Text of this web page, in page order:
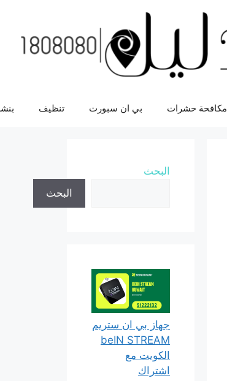
مكافحة حشرات بي ان سبورت تنظيف
البحث
البحث
جهاز بي ان ستريم
beIN STREAM
الكويت مع
اشتراك